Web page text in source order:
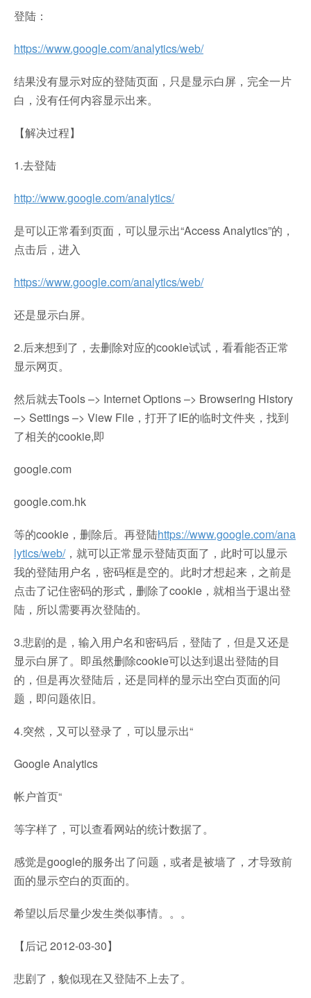
登陆：
https://www.google.com/analytics/web/
结果没有显示对应的登陆页面，只是显示白屏，完全一片
白，没有任何内容显示出来。
【解决过程】
1.去登陆
http://www.google.com/analytics/
是可以正常看到页面，可以显示出“Access Analytics”的，
点击后，进入
https://www.google.com/analytics/web/
还是显示白屏。
2.后来想到了，去删除对应的cookie试试，看看能否正常
显示网页。
然后就去Tools –> Internet Options –> Browsering History
–> Settings –> View File，打开了IE的临时文件夹，找到
了相关的cookie,即
google.com
google.com.hk
等的cookie，删除后。再登陆https://www.google.com/ana
lytics/web/，就可以正常显示登陆页面了，此时可以显示
我的登陆用户名，密码框是空的。此时才想起来，之前是
点击了记住密码的形式，删除了cookie，就相当于退出登
陆，所以需要再次登陆的。
3.悲剧的是，输入用户名和密码后，登陆了，但是又还是
显示白屏了。即虽然删除cookie可以达到退出登陆的目
的，但是再次登陆后，还是同样的显示出空白页面的问
题，即问题依旧。
4.突然，又可以登录了，可以显示出“
Google Analytics
帐户首页“
等字样了，可以查看网站的统计数据了。
感觉是google的服务出了问题，或者是被墙了，才导致前
面的显示空白的页面的。
希望以后尽量少发生类似事情。。。
【后记 2012-03-30】
悲剧了，貌似现在又登陆不上去了。